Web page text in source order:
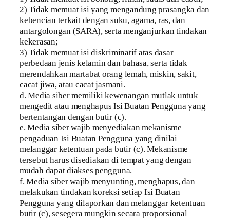
2) Tidak memuat isi yang mengandung prasangka dan
kebencian terkait dengan suku, agama, ras, dan
antargolongan (SARA), serta menganjurkan tindakan
kekerasan;
3) Tidak memuat isi diskriminatif atas dasar
perbedaan jenis kelamin dan bahasa, serta tidak
merendahkan martabat orang lemah, miskin, sakit,
cacat jiwa, atau cacat jasmani.
d. Media siber memiliki kewenangan mutlak untuk
mengedit atau menghapus Isi Buatan Pengguna yang
bertentangan dengan butir (c).
e. Media siber wajib menyediakan mekanisme
pengaduan Isi Buatan Pengguna yang dinilai
melanggar ketentuan pada butir (c). Mekanisme
tersebut harus disediakan di tempat yang dengan
mudah dapat diakses pengguna.
f. Media siber wajib menyunting, menghapus, dan
melakukan tindakan koreksi setiap Isi Buatan
Pengguna yang dilaporkan dan melanggar ketentuan
butir (c), sesegera mungkin secara proporsional